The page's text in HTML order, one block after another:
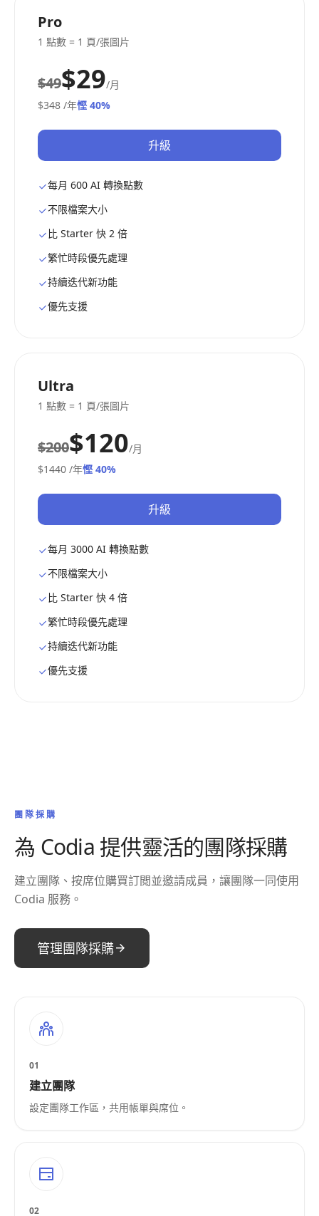
Pro
1 點數 = 1 頁/張圖片
$49$29/月
$348 /年慳 40%
升級
每月 600 AI 轉換點數
不限檔案大小
比 Starter 快 2 倍
繁忙時段優先處理
持續迭代新功能
優先支援
Ultra
1 點數 = 1 頁/張圖片
$200$120/月
$1440 /年慳 40%
升級
每月 3000 AI 轉換點數
不限檔案大小
比 Starter 快 4 倍
繁忙時段優先處理
持續迭代新功能
優先支援
團隊採購
為 Codia 提供靈活的團隊採購
建立團隊、按席位購買訂閲並邀請成員，讓團隊一同使用
Codia 服務。
管理團隊採購
01
建立團隊
設定團隊工作區，共用帳單與席位。
02